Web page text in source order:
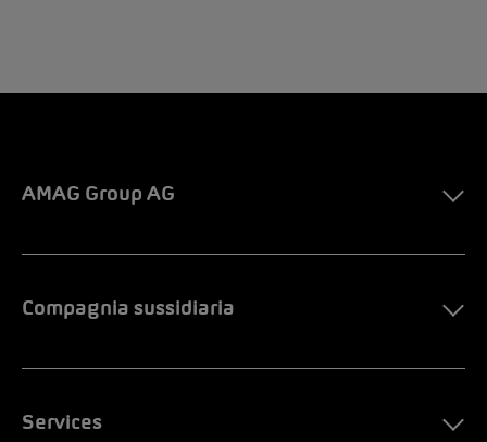
AMAG Group AG
Compagnia sussidiaria
Services